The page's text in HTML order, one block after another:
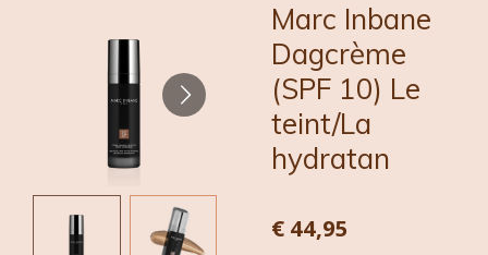
Marc Inbane
Dagcrème
(SPF 10) Le
teint/La
hydratan
€ 44,95